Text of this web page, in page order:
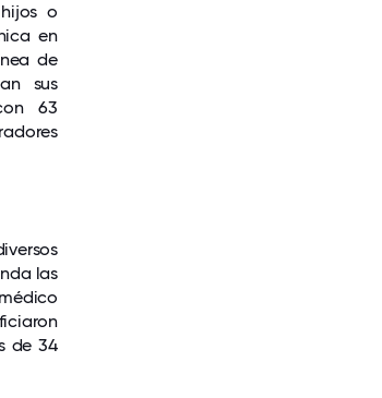
o
en
de
sus
63
las
de 34